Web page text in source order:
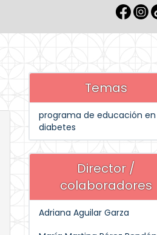
Temas
programa de educación en
diabetes
Director /
colaboradores
Adriana Aguilar Garza